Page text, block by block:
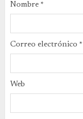
Nombre *
Correo electrónico *
Web